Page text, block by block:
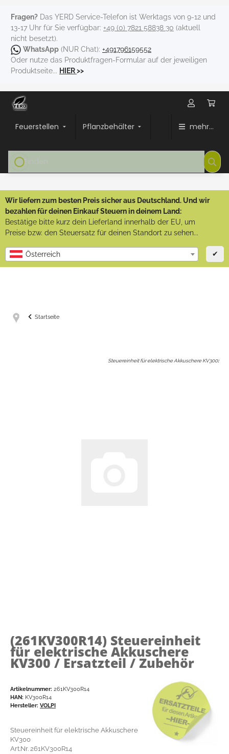
Fragen? Das YERD Service-Telefon ist Werktags von 9-12 und
13-17 Uhr für Sie verfügbar: +49 (0) 7821 58838 30 (aktuell
nicht besetzt).
WhatsApp (NUR Chat): +491796159552
Oder nutze das Produktfragen-Formular auf der jeweiligen
Produktseite... HIER>>
Feuerstellen Pflanzbehälter mehr...
Wir liefern zum besten Preis sicher aus Deutschland. Und wir
bezahlen für deinen Einkauf Steuern in deinem Land:
Bestätige bitte kurz dein Lieferland innerhalb der EU, um
Preise bzw. den Steuersatz für deinen Standort zu sehen...
Österreich ✔
Startseite
Steuereinheit für elektrische Akkuschere KV300:
(261KV300R14) Steuereinheit
für elektrische Akkuschere
KV300 / Ersatzteil / Zubehör
Artikelnummer: 261KV300R14
HAN: KV300R14
Hersteller: VOLPI
Steuereinheit für elektrische Akkuschere
KV300
Art.Nr. 261KV300R14